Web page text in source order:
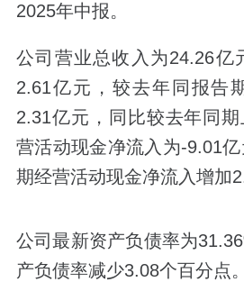
2025年中报。
公司营业总收入为24.26亿
2.61亿元，较去年同报告
2.31亿元，同比较去年同
营活动现金净流入为-9.01
期经营活动现金净流入增加
公司最新资产负债率为
产负债率减少3.08个百分点。